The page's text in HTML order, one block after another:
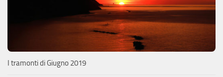
I tramonti di Giugno 2019